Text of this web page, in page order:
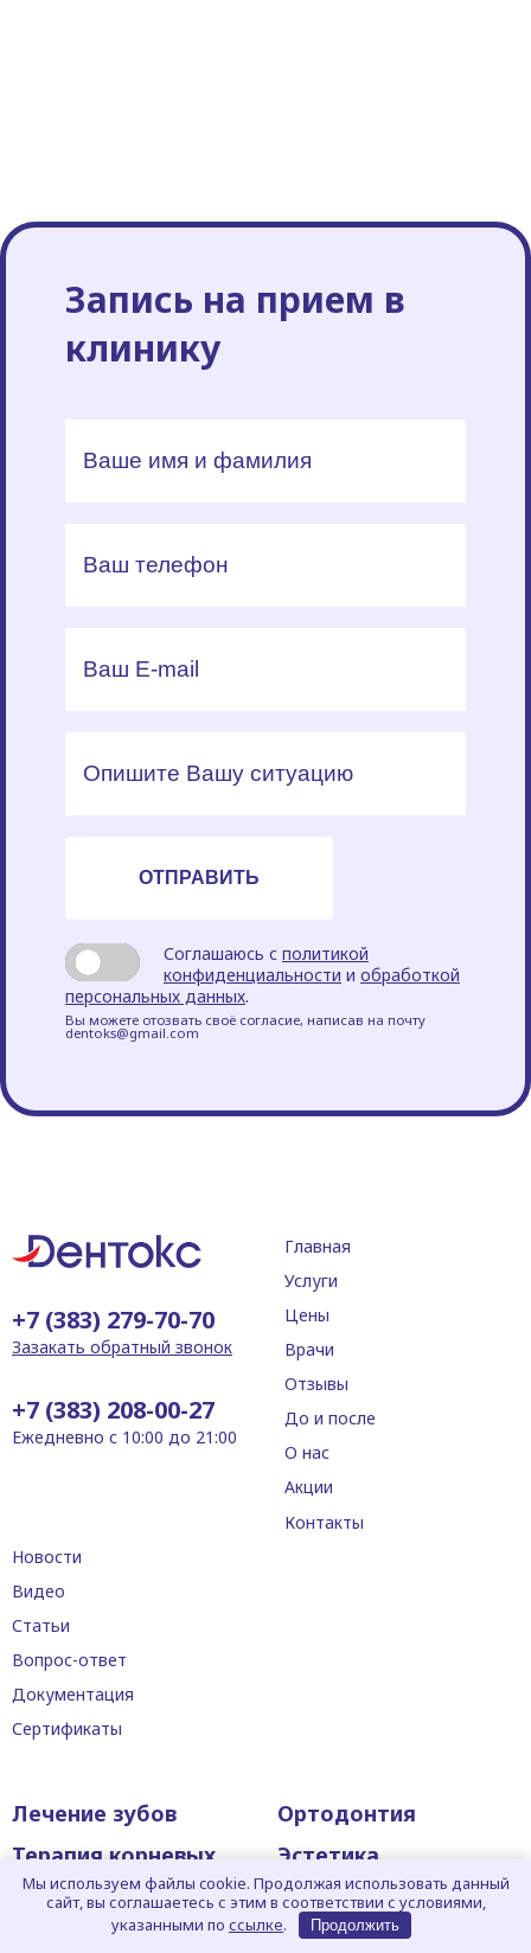
Запись на прием в
клинику
Соглашаюсь с политикой
конфиденциальности и обработкой
персональных данных.
Вы можете отозвать своё согласие, написав на почту
dentoks@gmail.com
+7 (383) 279-70-70
Зазакать обратный звонок
+7 (383) 208-00-27
Ежедневно с 10:00 до 21:00
Главная
Услуги
Цены
Врачи
Отзывы
До и после
О нас
Контакты
Акции
Новости
Видео
Статьи
Вопрос-ответ
Документация
Сертификаты
Лечение зубов
Терапия корневых
каналов
Имплантация зубов
Ортодонтия
Эстетика
Гигиена зубов
Отбеливание зубов
Мы используем файлы cookie. Продолжая использовать данный
сайт, вы соглашаетесь с этим в соответствии с условиями,
указанными поссылке. Продолжить